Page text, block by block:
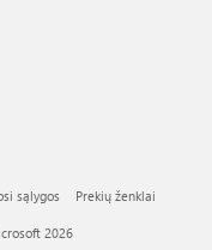
sąlygos Prekių ženklai
2026